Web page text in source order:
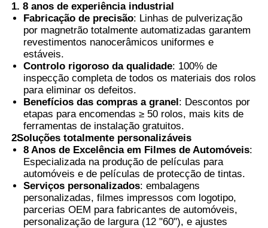
Tinta Nanocerâmica transparente
Película fotocromática
Tinta para janelas de automóveis
Vidro Pdlc inteligente
Película PNLC
Camada Intermediária PVB para Vidro Laminado
1. 8 anos de experiência industrial
Fabricação de precisão: Linhas de pulverização
por magnetrão totalmente automatizadas garantem
revestimentos nanocerâmicos uniformes e
estáveis.
Controlo rigoroso da qualidade: 100% de
inspecção completa de todos os materiais dos rolos
para eliminar os defeitos.
Benefícios das compras a granel: Descontos por
etapas para encomendas ≥ 50 rolos, mais kits de
ferramentas de instalação gratuitos.
2Soluções totalmente personalizáveis
8 Anos de Excelência em Filmes de Automóveis:
Especializada na produção de películas para
automóveis e de películas de protecção de tintas.
Serviços personalizados: embalagens
personalizadas, filmes impressos com logotipo,
parcerias OEM para fabricantes de automóveis,
personalização de largura (12 "60"), e ajustes